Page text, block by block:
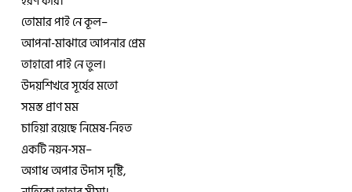
তোমার পাই নে কূল–
আপনা-মাঝারে আপনার প্রেম
তাহারো পাই নে তুল।
উদয়শিখরে সূর্যের মতো
সমস্ত প্রাণ মম
চাহিয়া রয়েছে নিমেষ-নিহত
একটি নয়ন-সম–
অগাধ অপার উদাস দৃষ্টি,